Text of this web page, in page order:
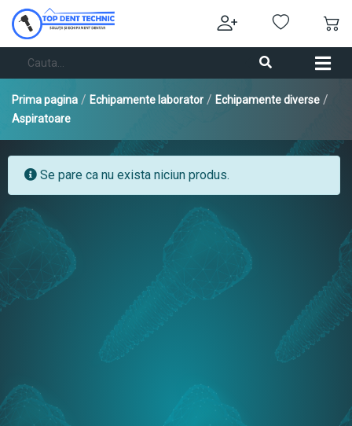
Prima pagina / Echipamente laborator / Echipamente diverse /
Aspiratoare
Se pare ca nu exista niciun produs.